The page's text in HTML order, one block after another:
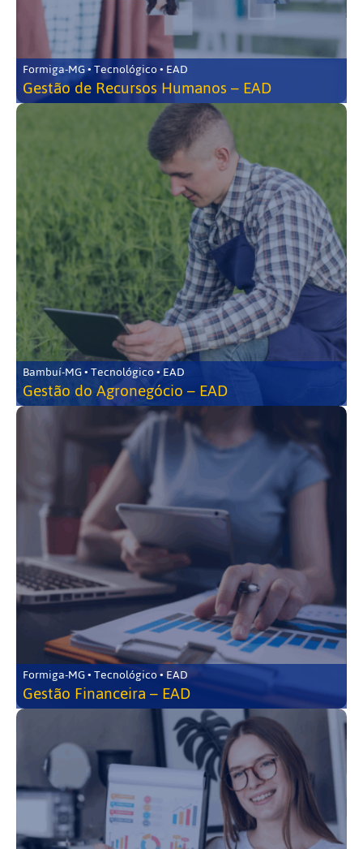
Formiga-MG • Tecnológico • EAD
Gestão de Recursos Humanos – EAD
Bambuí-MG • Tecnológico • EAD
Gestão do Agronegócio – EAD
Formiga-MG • Tecnológico • EAD
Gestão Financeira – EAD